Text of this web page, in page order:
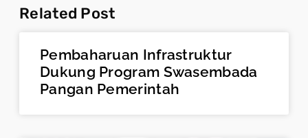
Related Post
Pembaharuan Infrastruktur
Dukung Program Swasembada
Pangan Pemerintah